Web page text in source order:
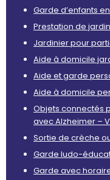
Garde d’enfants
Prestation de
Jardinier pour
Aide à domicile
Aide et garde
Aide à domicile
Objets connectés
avec Alzheimer –
Sortie de crèche
Garde ludo-
Garde avec